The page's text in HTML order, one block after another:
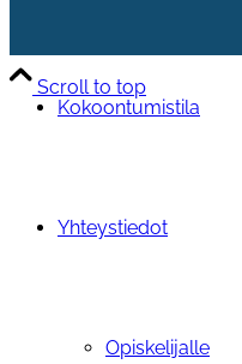
Kokoontumistila
Yhteystiedot
Opiskelijalle
Scroll to top